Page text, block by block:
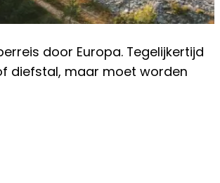
door Europa. Tegelijkertijd
diefstal, maar moet worden